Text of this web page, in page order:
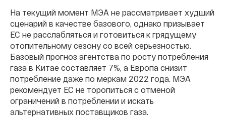
На текущий момент МЭА не рассматривает худший
сценарий в качестве базового, однако призывает
ЕС не расслабляться и готовиться к грядущему
отопительному сезону со всей серьезностью.
Базовый прогноз агентства по росту потребления
газа в Китае составляет 7%, а Европа снизит
потребление даже по меркам 2022 года. МЭА
рекомендует ЕС не торопиться с отменой
ограничений в потреблении и искать
альтернативных поставщиков газа.